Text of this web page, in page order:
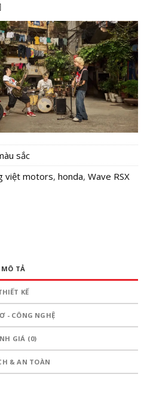
nét cá tính riêng của xe.
sắc
việt motors, honda, Wave RSX
MÔ TẢ
KẾ
- CÔNG NGHỆ
GIÁ (0)
& AN TOÀN